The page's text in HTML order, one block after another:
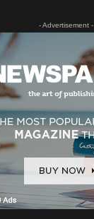
- Advertisement -